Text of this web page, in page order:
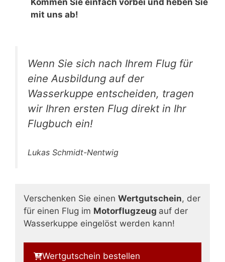
mit uns ab!
Wenn Sie sich nach Ihrem Flug für
eine Ausbildung auf der
Wasserkuppe entscheiden, tragen
wir Ihren ersten Flug direkt in Ihr
Flugbuch ein!
Lukas Schmidt-Nentwig
Verschenken Sie einen Wertgutschein, der
für einen Flug im Motorflugzeug auf der
Wasserkuppe eingelöst werden kann!
Wertgutschein bestellen